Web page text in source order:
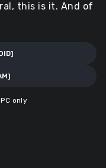
this is it. And of
PC only